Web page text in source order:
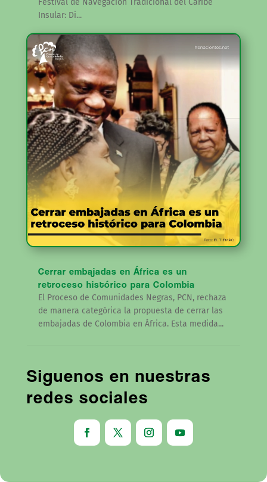
Festival de Navegación Tradicional del Caribe
Insular: Di...
Cerrar embajadas en África es un
retroceso histórico para Colombia
El Proceso de Comunidades Negras, PCN, rechaza
de manera categórica la propuesta de cerrar las
embajadas de Colombia en África. Esta medida...
Siguenos en nuestras
redes sociales